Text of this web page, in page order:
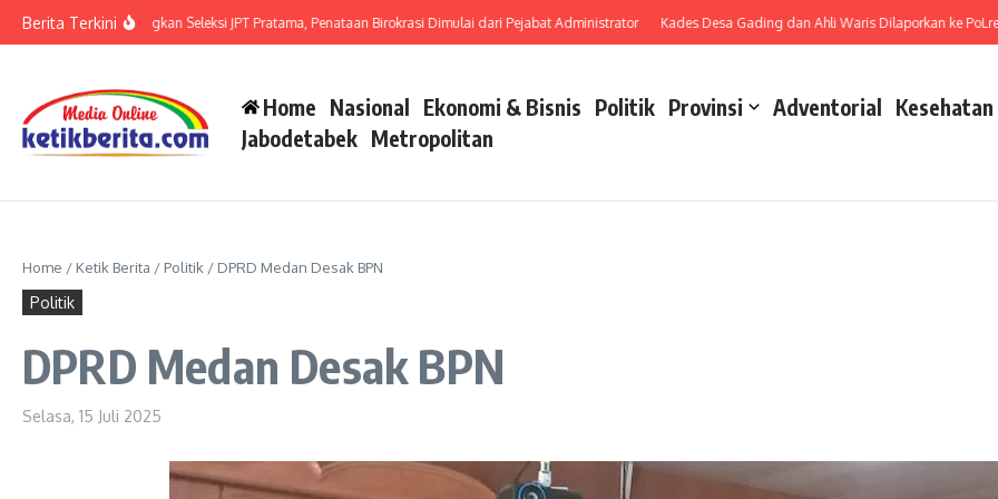
Berita Terkini
Singkil Matangkan Seleksi JPT Pratama, Penataan Birokrasi Dimulai dari Pejabat Administrator Kades Desa Gading dan Ahli Waris Dilaporkan ke PoLres
Home Nasional Ekonomi & Bisnis Politik Provinsi Adventorial Kesehatan
Jabodetabek Metropolitan
Home / Ketik Berita / Politik / DPRD Medan Desak BPN
Politik
DPRD Medan Desak BPN
Selasa, 15 Juli 2025